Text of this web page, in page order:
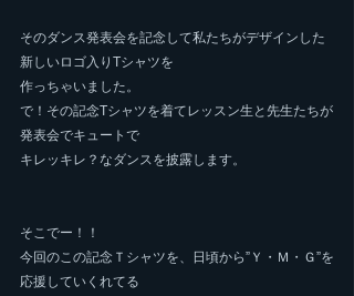
そのダンス発表会を記念して私たちがデザインした
新しいロゴ入りTシャツを
作っちゃいました。
で！その記念Tシャツを着てレッスン生と先生たちが
発表会でキュートで
キレッキレ？なダンスを披露します。
そこでー！！
今回のこの記念Ｔシャツを、日頃から”Ｙ・Ｍ・Ｇ”を
応援していくれてる